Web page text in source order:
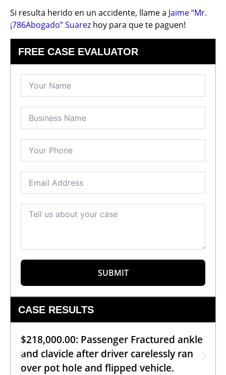
Si resulta herido en un accidente, llame a Jaime “Mr.
¡786Abogado” Suarez hoy para que te paguen!
FREE CASE EVALUATOR
SUBMIT
CASE RESULTS
$218,000.00: Passenger Fractured ankle
and clavicle after driver carelessly ran
over pot hole and flipped vehicle.